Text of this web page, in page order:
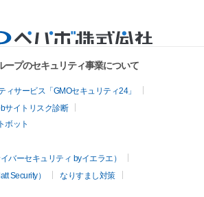
ープのセキュリティ事業について
サービス「GMOセキュリティ24」
サイトリスク診断
ボット
バーセキュリティ byイエラエ）
Security）
なりすまし対策